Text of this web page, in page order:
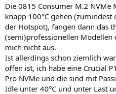
Die 0815 Consumer M.2 NVMe
knapp 100°C gehen
der Hotspot), fangen dann das
(semi)professionellen Modellen
mich nicht aus.
Ist allerdings schon ziemlich
offen ist, ich habe eine Crucial
Pro NVMe und die sind mit
Idle unter 40°C und unter Last